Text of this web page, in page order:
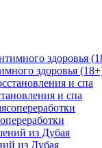
здоровья
и спа
из Дубая